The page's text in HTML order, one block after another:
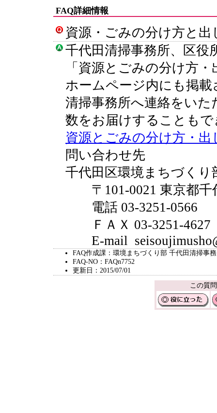
FAQ詳細情報
資源・ごみの分け方と
千代田清掃事務所、区役
「資源とごみの分け方
ホームページ内にも掲
清掃事務所へ連絡をい
数をお届けすることも
資源とごみの分け方・出
問い合わせ先
千代田区環境まちづくり
〒101-0021 東京都千
電話 03-3251-0566
ＦＡＸ 03-3251-4627
E-mail
FAQ作成課：環境まちづくり部 千代田清掃事
FAQ-NO：FAQn7752
更新日：2015/07/01
この質